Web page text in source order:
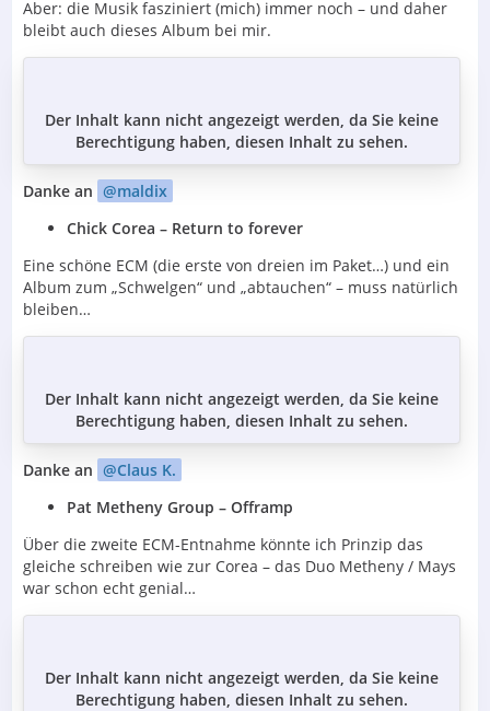
Aber: die Musik fasziniert (mich) immer noch – und daher
bleibt auch dieses Album bei mir.
Der Inhalt kann nicht angezeigt werden, da Sie keine
Berechtigung haben, diesen Inhalt zu sehen.
Danke an
maldix
Chick Corea – Return to forever
Eine schöne ECM (die erste von dreien im Paket…) und ein
Album zum „Schwelgen“ und „abtauchen“ – muss natürlich
bleiben…
Der Inhalt kann nicht angezeigt werden, da Sie keine
Berechtigung haben, diesen Inhalt zu sehen.
Danke an
Claus K.
Pat Metheny Group – Offramp
Über die zweite ECM-Entnahme könnte ich Prinzip das
gleiche schreiben wie zur Corea – das Duo Metheny / Mays
war schon echt genial…
Der Inhalt kann nicht angezeigt werden, da Sie keine
Berechtigung haben, diesen Inhalt zu sehen.